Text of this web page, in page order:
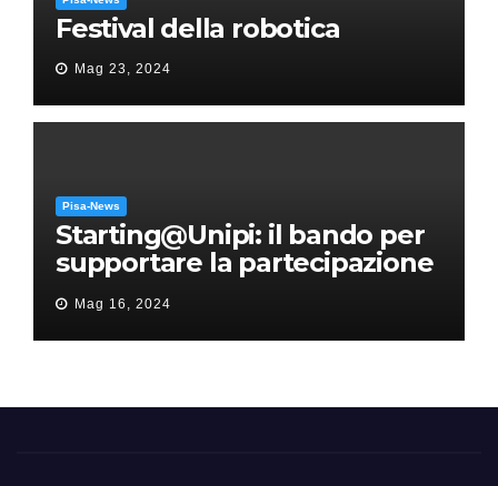
Festival della robotica
Mag 23, 2024
Pisa-News
Starting@Unipi: il bando per
supportare la partecipazione
all’ERC Starting Grant
Mag 16, 2024